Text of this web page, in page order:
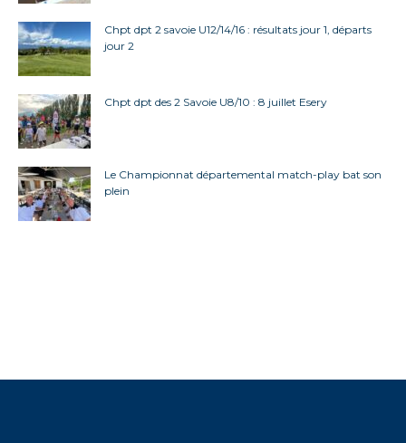
Chpt dpt 2 savoie U12/14/16 : résultats jour 1, départs
jour 2
Chpt dpt des 2 Savoie U8/10 : 8 juillet Esery
Le Championnat départemental match-play bat son
plein